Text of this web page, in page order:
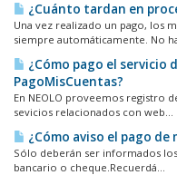
¿Cuánto tardan en
Una vez realizado un pago, los
siempre automáticamente. No
¿Cómo pago el servicio
PagoMisCuentas?
En NEOLO proveemos registro
sevicios relacionados con web...
¿Cómo aviso el pago de
Sólo deberán ser informados
bancario o cheque.Recuerdá...